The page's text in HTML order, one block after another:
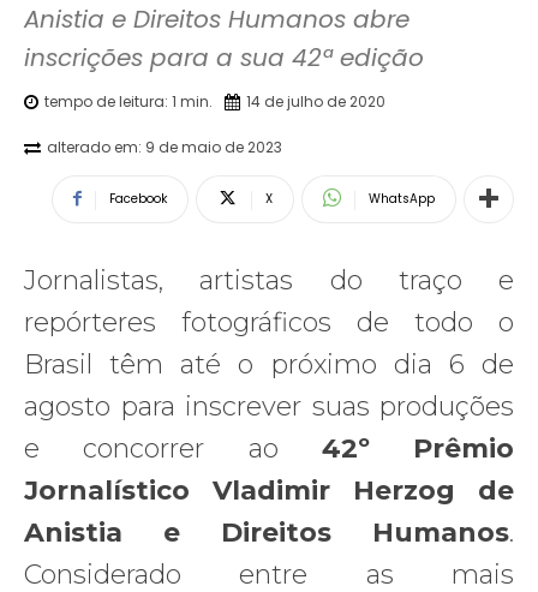
Anistia e Direitos Humanos abre
inscrições para a sua 42ª edição
tempo de leitura: 1 min. 14 de julho de 2020
alterado em: 9 de maio de 2023
Facebook X WhatsApp
Jornalistas, artistas do traço e
repórteres fotográficos de todo o
Brasil têm até o próximo dia 6 de
agosto para inscrever suas produções
e concorrer ao 42º Prêmio
Jornalístico Vladimir Herzog de
Anistia e Direitos Humanos.
Considerado entre as mais